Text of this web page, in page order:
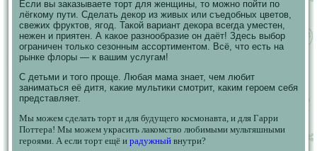
Если вы заказываете торт для женщины, то можно пойти по
лёгкому пути. Сделать декор из живых или съедобных цветов,
свежих фруктов, ягод. Такой вариант декора всегда уместен,
нежен и приятен. А какое разнообразие он даёт! Здесь выбор
ограничен только сезонным ассортиментом. Всё, что есть на
рынке флоры — к вашим услугам!
С детьми и того проще. Любая мама знает, чем любит
заниматься её дитя, какие мультики смотрит, каким героем себя
представляет.
Мы можем сделать торт и для будущего космонавта, и для Гарри
Поттера! Мы можем украсить лакомство любимыми мультяшными
героями. А если торт ещё и радужный внутри?